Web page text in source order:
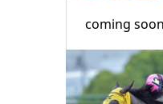
coming soon